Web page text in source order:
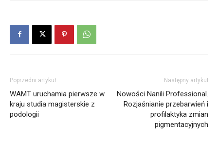
Poprzedni artykuł
WAMT uruchamia pierwsze w
kraju studia magisterskie z
podologii
Następny artykuł
Nowości Nanili Professional.
Rozjaśnianie przebarwień i
profilaktyka zmian
pigmentacyjnych